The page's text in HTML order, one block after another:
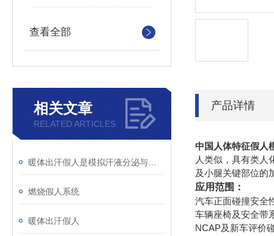
查看全部
相关文章
RELATED ARTICLES
燃烧假人系统
暖体出汗假人
产品详情
中国人体特征假人
人类似，具有类人
及小腿关键部位的
应用范围：
汽车正面碰撞安全
车辆座椅及安全带
NCAP及新车评价